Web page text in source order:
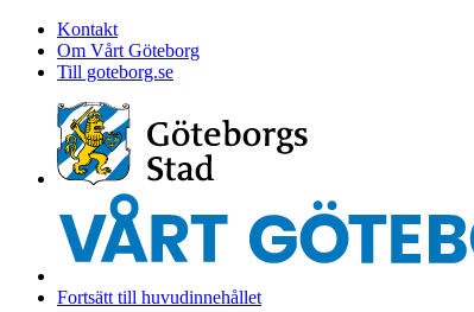
Kontakt
Om Vårt Göteborg
Till goteborg.se
Fortsätt till huvudinnehållet